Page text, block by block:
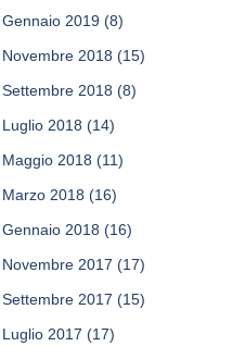
Gennaio 2019 (8)
Novembre 2018 (15)
Settembre 2018 (8)
Luglio 2018 (14)
Maggio 2018 (11)
Marzo 2018 (16)
Gennaio 2018 (16)
Novembre 2017 (17)
Settembre 2017 (15)
Luglio 2017 (17)